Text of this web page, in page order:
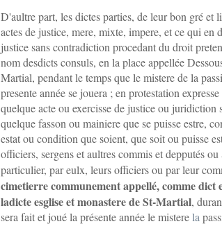
D'aultre part, les dictes parties, de leur bon gré et
actes de justice, mere, mixte, impere, et ce qui en
justice sans contradiction procedant du droit
nom desdicts consuls, en la place appellée
Martial, pendant le temps que le mistere de la
presente année se jouera ; en protestation
quelque acte ou exercisse de justice ou juridiction
quelque fasson ou mainiere que se puisse estre,
estat ou condition que soient, que soit ou puisse
officiers, sergens et aultres commis et depputés
particulier, par eulx, leurs officiers ou par leur
cimetierre communement appellé, comme dict
ladicte esglise et monastere de St-Martial,
sera fait et joué la présente année le misterela